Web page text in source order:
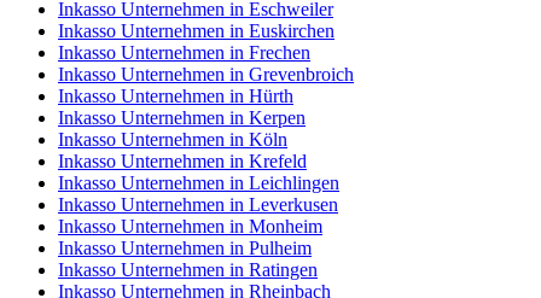
Inkasso Unternehmen in Eschweiler
Inkasso Unternehmen in Euskirchen
Inkasso Unternehmen in Frechen
Inkasso Unternehmen in Grevenbroich
Inkasso Unternehmen in Hürth
Inkasso Unternehmen in Kerpen
Inkasso Unternehmen in Köln
Inkasso Unternehmen in Krefeld
Inkasso Unternehmen in Leichlingen
Inkasso Unternehmen in Leverkusen
Inkasso Unternehmen in Monheim
Inkasso Unternehmen in Pulheim
Inkasso Unternehmen in Ratingen
Inkasso Unternehmen in Rheinbach